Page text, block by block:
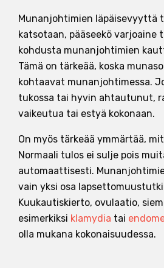
Munanjohtimien läpäisevyyttä
katsotaan, pääseekö varjoaine
kohdusta munanjohtimien
Tämä on tärkeää, koska
kohtaavat munanjohtimessa.
tukossa tai hyvin ahtautunut,
vaikeutua tai estyä kokonaan.
On myös tärkeää ymmärtää,
Normaali tulos ei sulje pois
automaattisesti.
vain yksi osa
Kuukautiskierto, ovulaatio,
esimerkiksi klamydia tai
olla mukana kokonaisuudessa.